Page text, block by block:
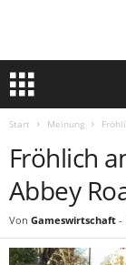
Start Meinung
Fröhlich
Abbey
Von Gameswirtschaft -